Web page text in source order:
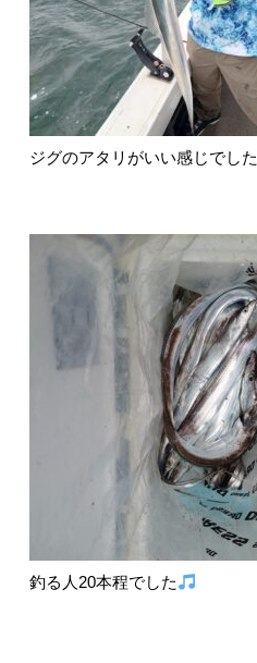
ジグのアタリがいい感じでした
釣る人20本程でした